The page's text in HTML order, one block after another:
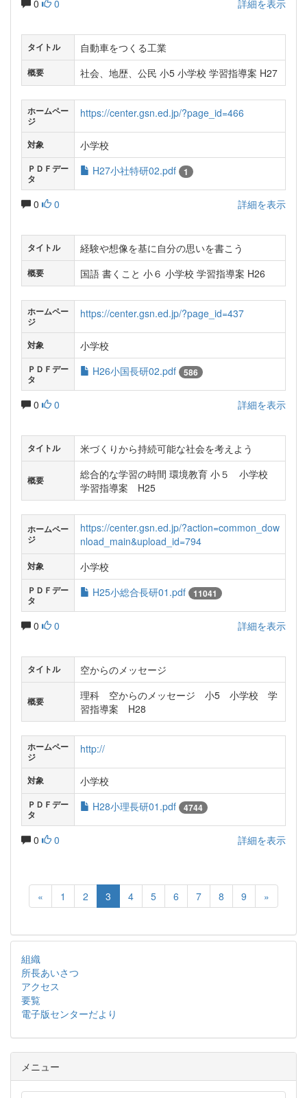
0 0 詳細を表示
タイトル 自動車をつくる工業
概要 社会、地歴、公民 小5 小学校 学習指導案 H27
ホームペー
ジ
https://center.gsn.ed.jp/?page_id=466
対象 小学校
ＰＤＦデー
タ
H27小社特研02.pdf 1
0 0 詳細を表示
タイトル 経験や想像を基に自分の思いを書こう
概要 国語 書くこと 小６ 小学校 学習指導案 H26
ホームペー
ジ
https://center.gsn.ed.jp/?page_id=437
対象 小学校
ＰＤＦデー
タ
H26小国長研02.pdf 586
0 0 詳細を表示
タイトル 米づくりから持続可能な社会を考えよう
概要
総合的な学習の時間 環境教育 小５ 小学校
学習指導案 H25
ホームペー
ジ
https://center.gsn.ed.jp/?action=common_dow
nload_main&upload_id=794
対象 小学校
ＰＤＦデー
タ
H25小総合長研01.pdf 11041
0 0 詳細を表示
タイトル 空からのメッセージ
概要
理科 空からのメッセージ 小5 小学校 学
習指導案 H28
ホームペー
ジ
http://
対象 小学校
ＰＤＦデー
タ
H28小理長研01.pdf 4744
0 0 詳細を表示
« 1 2 3 4 5 6 7 8 9 »
組織
所長あいさつ
アクセス
要覧
電子版センターだより
メニュー